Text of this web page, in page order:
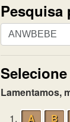
Pesquisa
Pesquisa
por
letras.
Digite
todas
as
letras
Lamentamos,
1.
A B